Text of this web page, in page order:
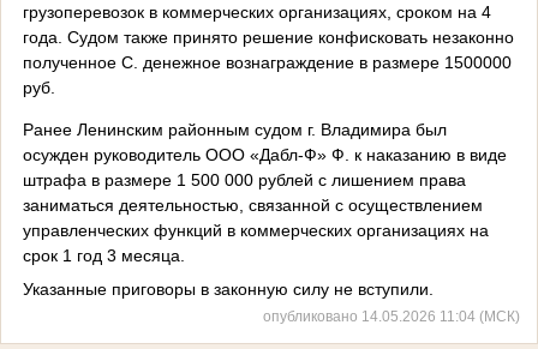
грузоперевозок в коммерческих организациях, сроком на 4
года. Судом также принято решение конфисковать незаконно
полученное С. денежное вознаграждение в размере 1500000
руб.
Ранее Ленинским районным судом г. Владимира был
осужден руководитель ООО «Дабл-Ф» Ф. к наказанию в виде
штрафа в размере 1 500 000 рублей с лишением права
заниматься деятельностью, связанной с осуществлением
управленческих функций в коммерческих организациях на
срок 1 год 3 месяца.
Указанные приговоры в законную силу не вступили.
опубликовано 14.05.2026 11:04 (МСК)